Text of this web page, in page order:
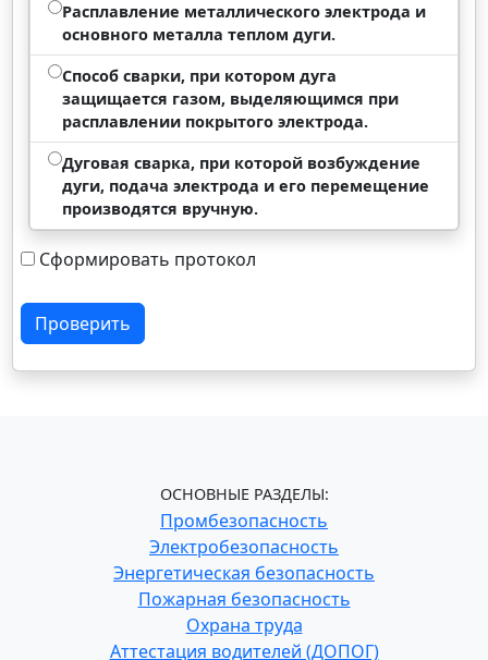
Расплавление металлического электрода и
основного металла теплом дуги.
Способ сварки, при котором дуга
защищается газом, выделяющимся при
расплавлении покрытого электрода.
Дуговая сварка, при которой возбуждение
дуги, подача электрода и его перемещение
производятся вручную.
Сформировать протокол
Проверить
ОСНОВНЫЕ РАЗДЕЛЫ:
Промбезопасность
Электробезопасность
Энергетическая безопасность
Пожарная безопасность
Охрана труда
Аттестация водителей (ДОПОГ)